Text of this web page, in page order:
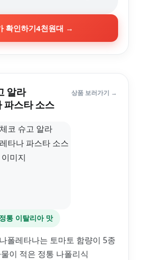
확인하기4천원대 →
알라
파스타 소스
상품 보러가기 →
통 이탈리아 맛
폴레타나는 토마토 함량이 5종
이 적은 정통 나폴리식